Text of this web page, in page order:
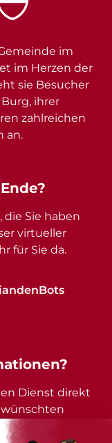
Sie haben
virtueller
für Sie da.
im
im Herzen der
sie Besucher
ihrer
zahlreichen
an.
Dienst direkt